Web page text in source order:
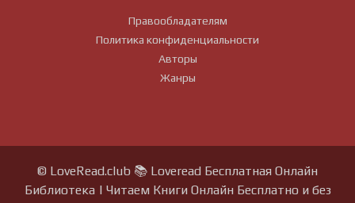
Правообладателям
Политика конфиденциальности
Авторы
Жанры
© LoveRead.club 📚 Loveread Бесплатная Онлайн
Библиотека | Читаем Книги Онлайн Бесплатно и без